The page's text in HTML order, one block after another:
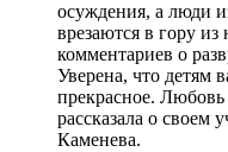
осуждения, а люди
врезаются в гору
комментариев о
Уверена, что детям
прекрасное. Любовь
рассказала о своем
Каменева.